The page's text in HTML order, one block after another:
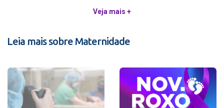
Veja mais +
Leia mais sobre Maternidade